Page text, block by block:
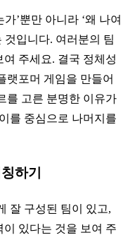
’뿐만 아니라 ‘왜 나여
것입니다. 여러분의 팀
주세요. 결국 정체성
랫포머 게임을 만들어
를 고른 분명한 이유가
를 중심으로 나머지를
하기
잘 구성된 팀이 있고,
있다는 것을 보여 주